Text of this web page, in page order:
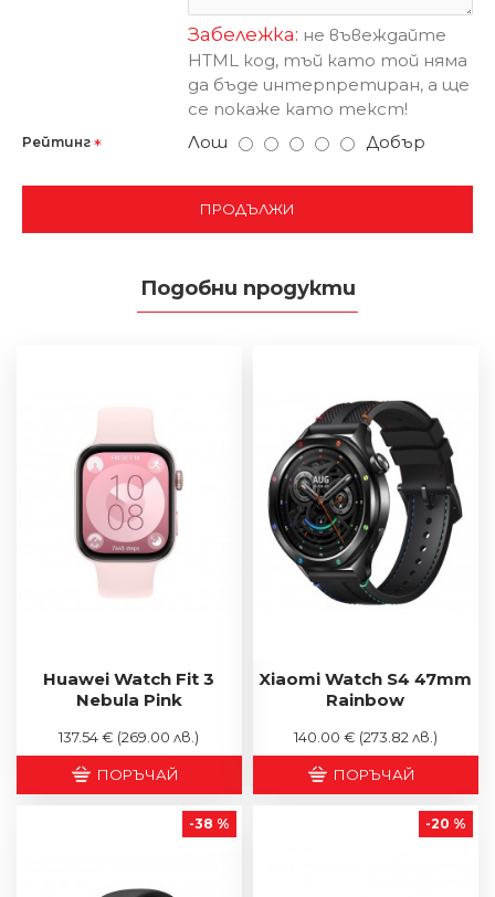
Забележка: не въвеждайте
HTML код, тъй като той няма
да бъде интерпретиран, а ще
се покаже като текст!
Рейтинг Лош Добър
ПРОДЪЛЖИ
Подобни продукти
Huawei Watch Fit 3
Nebula Pink
137.54 € (269.00 лв.)
ПОРЪЧАЙ
Xiaomi Watch S4 47mm
Rainbow
140.00 € (273.82 лв.)
ПОРЪЧАЙ
-38 % -20 %